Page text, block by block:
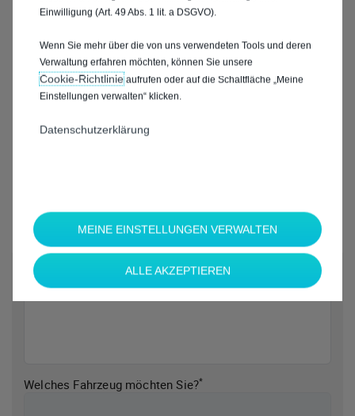
Welche Marke möchten Sie?*
Welches Fahrzeug möchten Sie?*
Einwilligung (Art. 49 Abs. 1 lit. a DSGVO).
Wenn Sie mehr über die von uns verwendeten Tools und deren
Verwaltung erfahren möchten, können Sie unsere
Cookie‑Richtlinieaufrufen oder auf die Schaltfläche „Meine
Einstellungen verwalten“ klicken.
Datenschutzerklärung
MEINE EINSTELLUNGEN VERWALTEN
ALLE AKZEPTIEREN